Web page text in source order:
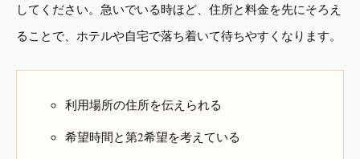
してください。急いでいる時ほど、住所と料金を先にそろえ
ることで、ホテルや自宅で落ち着いて待ちやすくなります。
利用場所の住所を伝えられる
希望時間と第2希望を考えている